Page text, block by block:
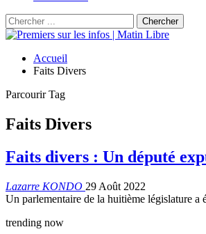
Accueil
Faits Divers
Parcourir Tag
Faits Divers
Faits divers : Un député
Lazarre KONDO 29 Août 2022
Un parlementaire de la huitième législature
trending now